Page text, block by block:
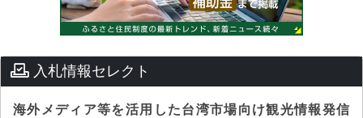
入札情報セレクト
海外メディア等を活用した台湾市場向け観光情報発信